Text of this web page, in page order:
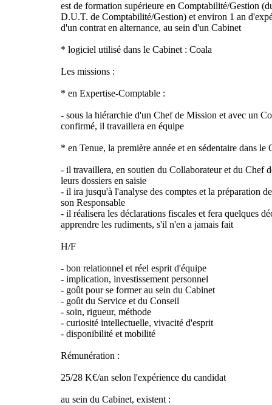
est de formation supérieure en Comptabilité/Gestion
D.U.T. de Comptabilité/Gestion) et environ 1 an
d'un contrat en alternance, au sein d'un Cabinet
* logiciel utilisé dans le Cabinet : Coala
Les missions :
* en Expertise-Comptable :
- sous la hiérarchie d'un Chef de Mission et avec un
confirmé, il travaillera en équipe
* en Tenue, la première année et en sédentaire dans le
- il travaillera, en soutien du Collaborateur et du Chef
leurs dossiers en saisie
- il ira jusqu'à l'analyse des comptes et la préparation
son Responsable
- il réalisera les déclarations fiscales et fera quelques
apprendre les rudiments, s'il n'en a jamais fait
H/F
- bon relationnel et réel esprit d'équipe
- implication, investissement personnel
- goût pour se former au sein du Cabinet
- goût du Service et du Conseil
- soin, rigueur, méthode
- curiosité intellectuelle, vivacité d'esprit
- disponibilité et mobilité
Rémunération :
25/28 K€/an selon l'expérience du candidat
au sein du Cabinet, existent :